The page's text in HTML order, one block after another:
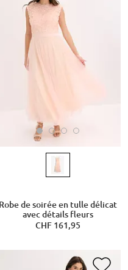
Robe de soirée en tulle délicat
avec détails fleurs
CHF 161,95